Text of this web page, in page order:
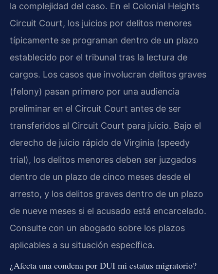
la complejidad del caso. En el Colonial Heights
Circuit Court, los juicios por delitos menores
típicamente se programan dentro de un plazo
establecido por el tribunal tras la lectura de
cargos. Los casos que involucran delitos graves
(felony) pasan primero por una audiencia
preliminar en el Circuit Court antes de ser
transferidos al Circuit Court para juicio. Bajo el
derecho de juicio rápido de Virginia (speedy
trial), los delitos menores deben ser juzgados
dentro de un plazo de cinco meses desde el
arresto, y los delitos graves dentro de un plazo
de nueve meses si el acusado está encarcelado.
Consulte con un abogado sobre los plazos
aplicables a su situación específica.
¿Afecta una condena por DUI mi estatus migratorio?